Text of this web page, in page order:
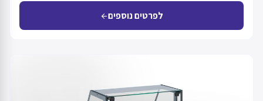
לפרטים נוספיםarrow_back